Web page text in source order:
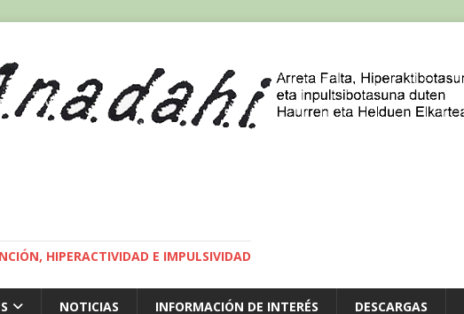
HIPERACTIVIDAD E IMPULSIVIDAD
NOTICIAS INFORMACIÓN DE INTERÉS DESCARGAS